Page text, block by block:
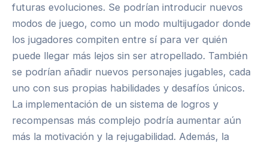
futuras evoluciones. Se podrían introducir nuevos
modos de juego, como un modo multijugador donde
los jugadores compiten entre sí para ver quién
puede llegar más lejos sin ser atropellado. También
se podrían añadir nuevos personajes jugables, cada
uno con sus propias habilidades y desafíos únicos.
La implementación de un sistema de logros y
recompensas más complejo podría aumentar aún
más la motivación y la rejugabilidad. Además, la